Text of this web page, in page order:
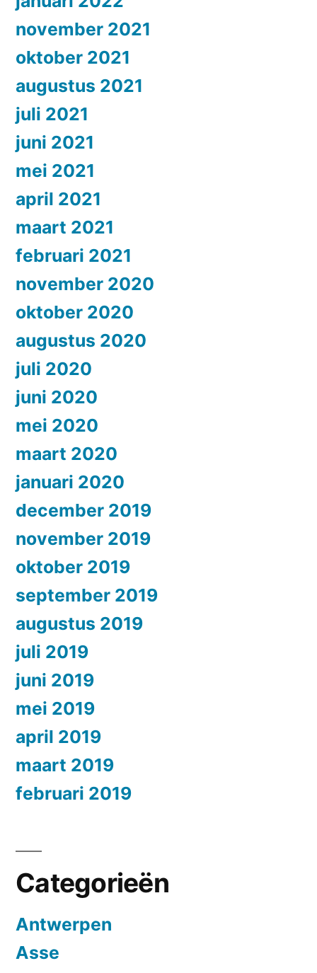
november 2021
oktober 2021
augustus 2021
juli 2021
juni 2021
mei 2021
april 2021
maart 2021
februari 2021
november 2020
oktober 2020
augustus 2020
juli 2020
juni 2020
mei 2020
maart 2020
januari 2020
december 2019
november 2019
oktober 2019
september 2019
augustus 2019
juli 2019
juni 2019
mei 2019
april 2019
maart 2019
februari 2019
Categorieën
Antwerpen
Asse